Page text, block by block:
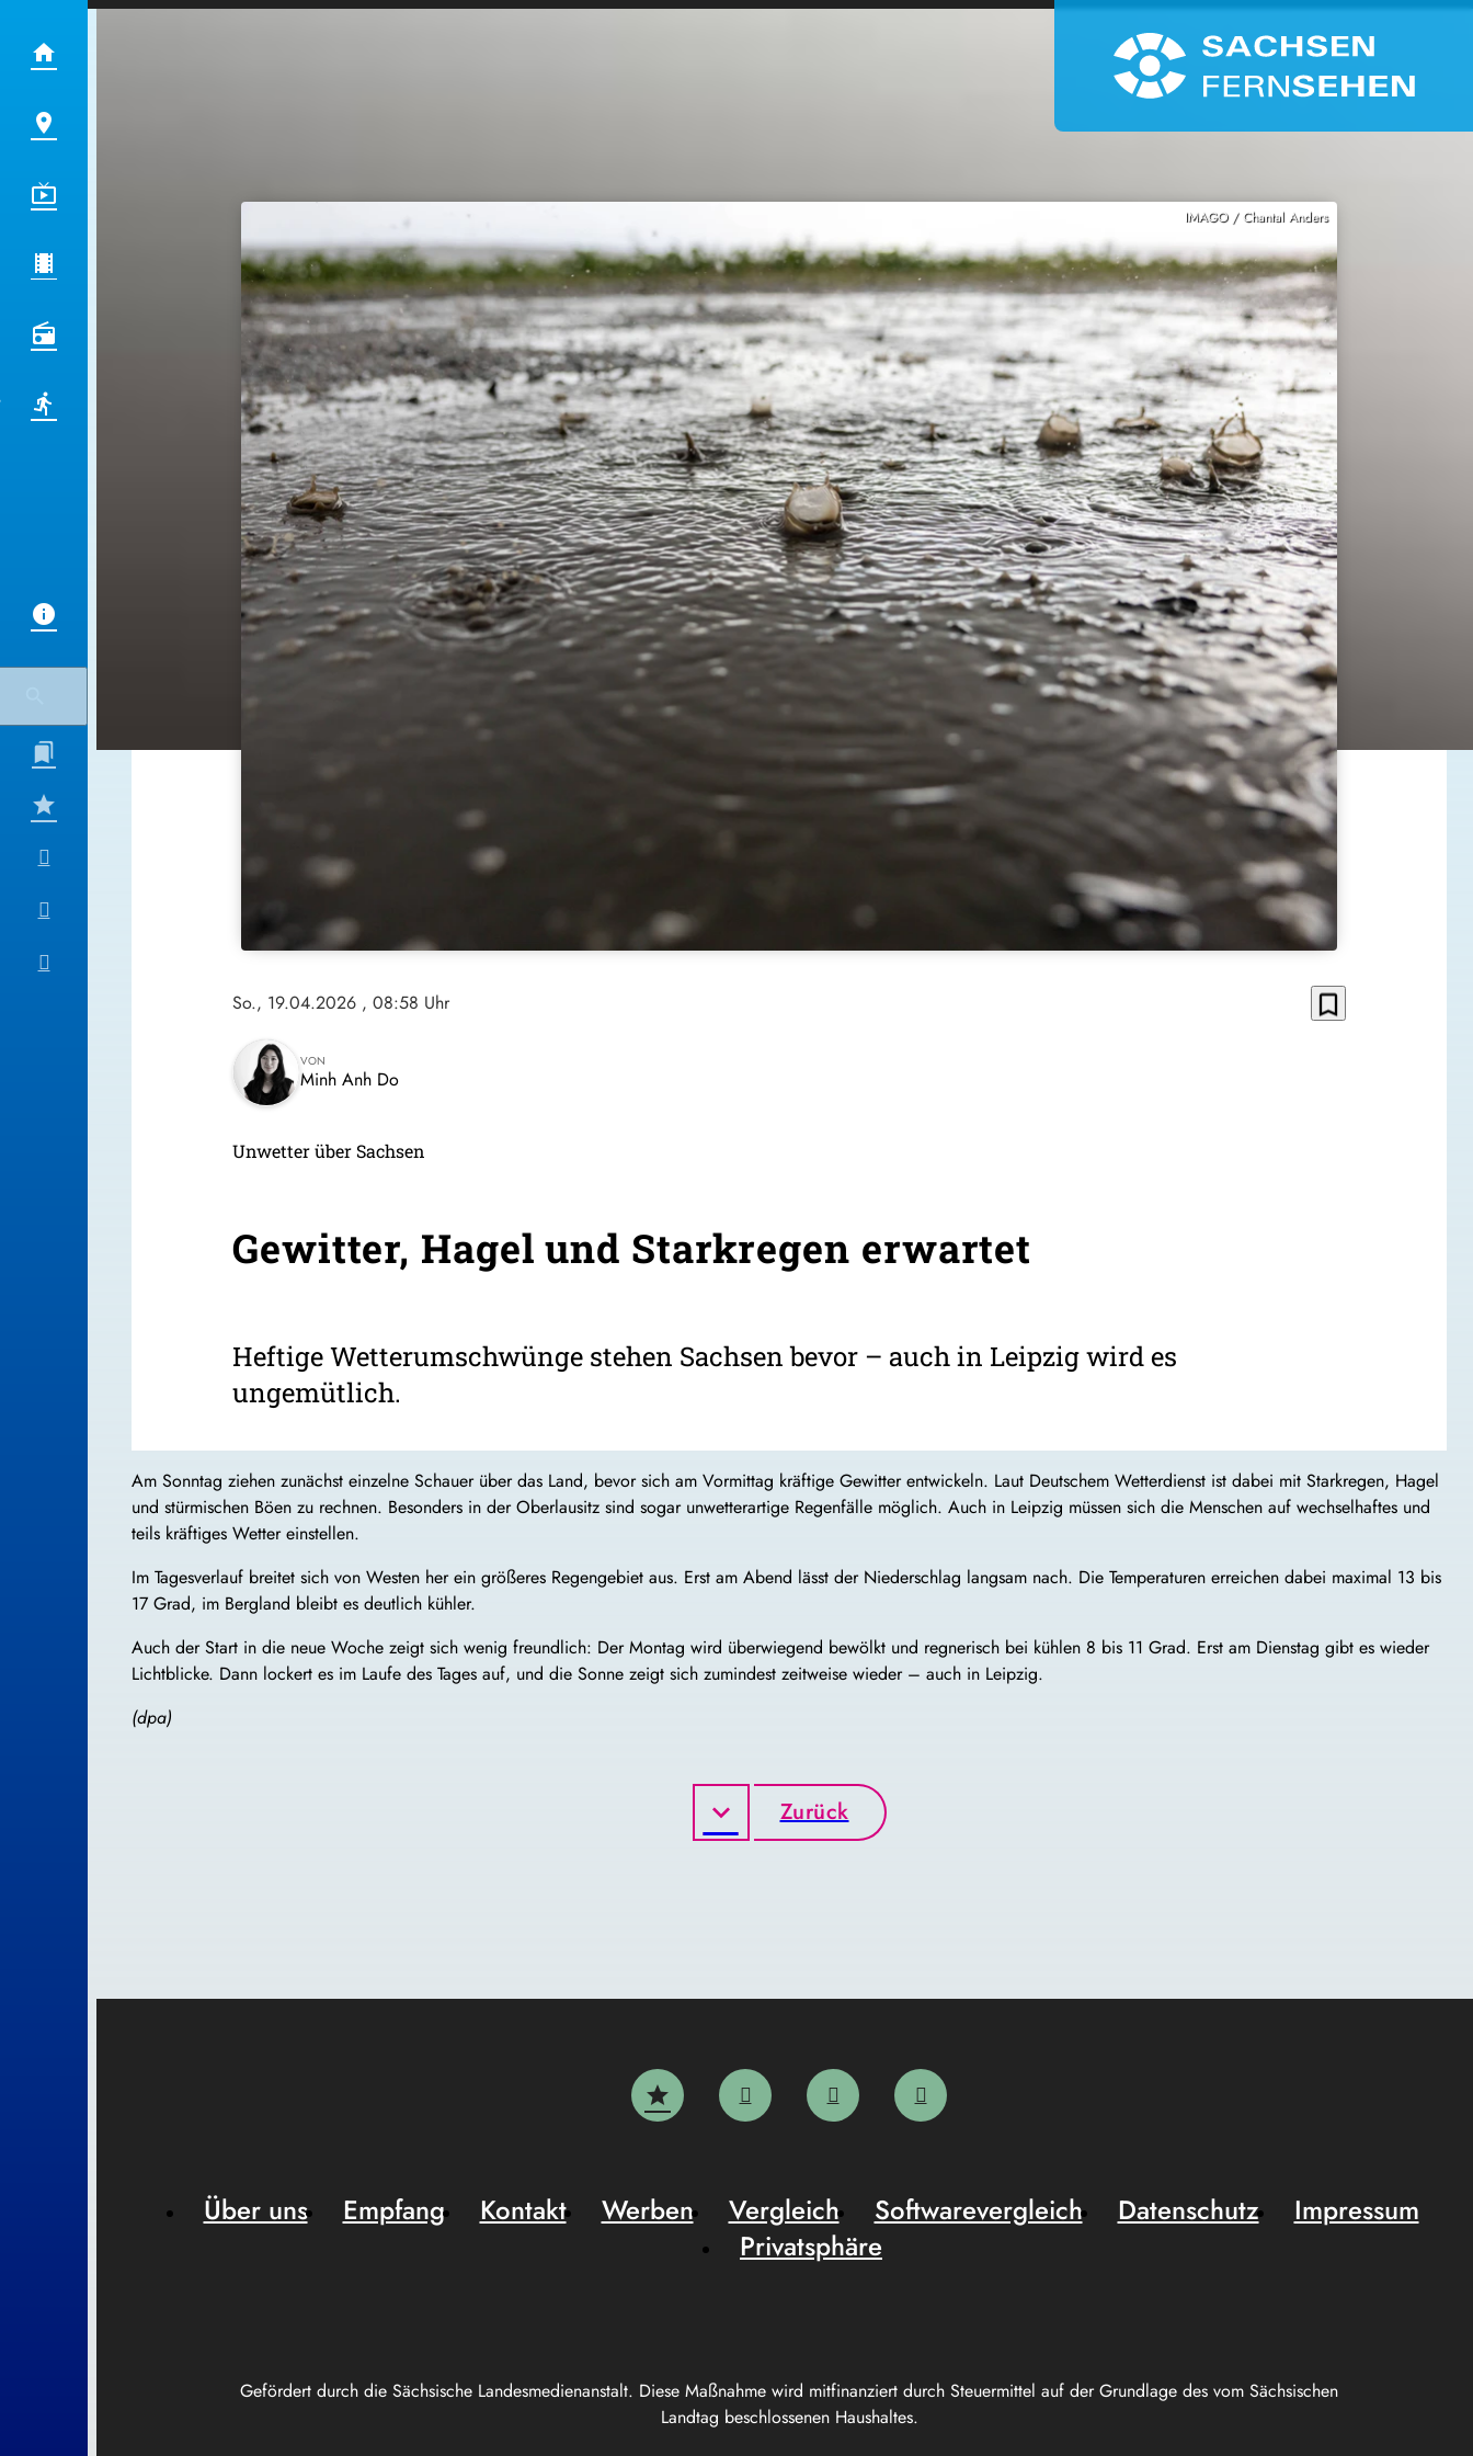
IMAGO / Chantal Anders
So., 19.04.2026 , 08:58 Uhr bookmark_border
VON
Minh Anh Do
Unwetter über Sachsen
Gewitter, Hagel und Starkregen erwartet
Heftige Wetterumschwünge stehen Sachsen bevor – auch in Leipzig wird es
ungemütlich.
Am Sonntag ziehen zunächst einzelne Schauer über das Land, bevor sich am Vormittag kräftige Gewitter entwickeln. Laut Deutschem Wetterdienst ist dabei mit Starkregen, Hagel
und stürmischen Böen zu rechnen. Besonders in der Oberlausitz sind sogar unwetterartige Regenfälle möglich. Auch in Leipzig müssen sich die Menschen auf wechselhaftes und
teils kräftiges Wetter einstellen.
Im Tagesverlauf breitet sich von Westen her ein größeres Regengebiet aus. Erst am Abend lässt der Niederschlag langsam nach. Die Temperaturen erreichen dabei maximal 13 bis
17 Grad, im Bergland bleibt es deutlich kühler.
Auch der Start in die neue Woche zeigt sich wenig freundlich: Der Montag wird überwiegend bewölkt und regnerisch bei kühlen 8 bis 11 Grad. Erst am Dienstag gibt es wieder
Lichtblicke. Dann lockert es im Laufe des Tages auf, und die Sonne zeigt sich zumindest zeitweise wieder – auch in Leipzig.
(dpa)
Zurück
Gefördert durch die Sächsische Landesmedienanstalt. Diese Maßnahme wird mitfinanziert durch Steuermittel auf der Grundlage des vom Sächsischen
Landtag beschlossenen Haushaltes.
Über uns Empfang Kontakt Werben Vergleich Softwarevergleich Datenschutz
Impressum
Privatsphäre